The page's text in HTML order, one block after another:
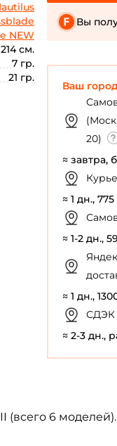
NEW
214 см.
7 гр.
21 гр.
Вы
Ваш
20)
≈ завтра,
≈ 1 дн.,
≈ 1-2 дн.,
≈ 1 дн.,
СДЭК
≈ 2-3 дн.,
(всего 6 моделей).